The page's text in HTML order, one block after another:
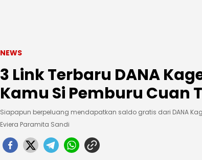
NEWS
3 Link Terbaru DANA
Kamu Si Pemburu Cuan
Siapapun berpeluang mendapatkan saldo gratis dari DANA
Eviera Paramita Sandi